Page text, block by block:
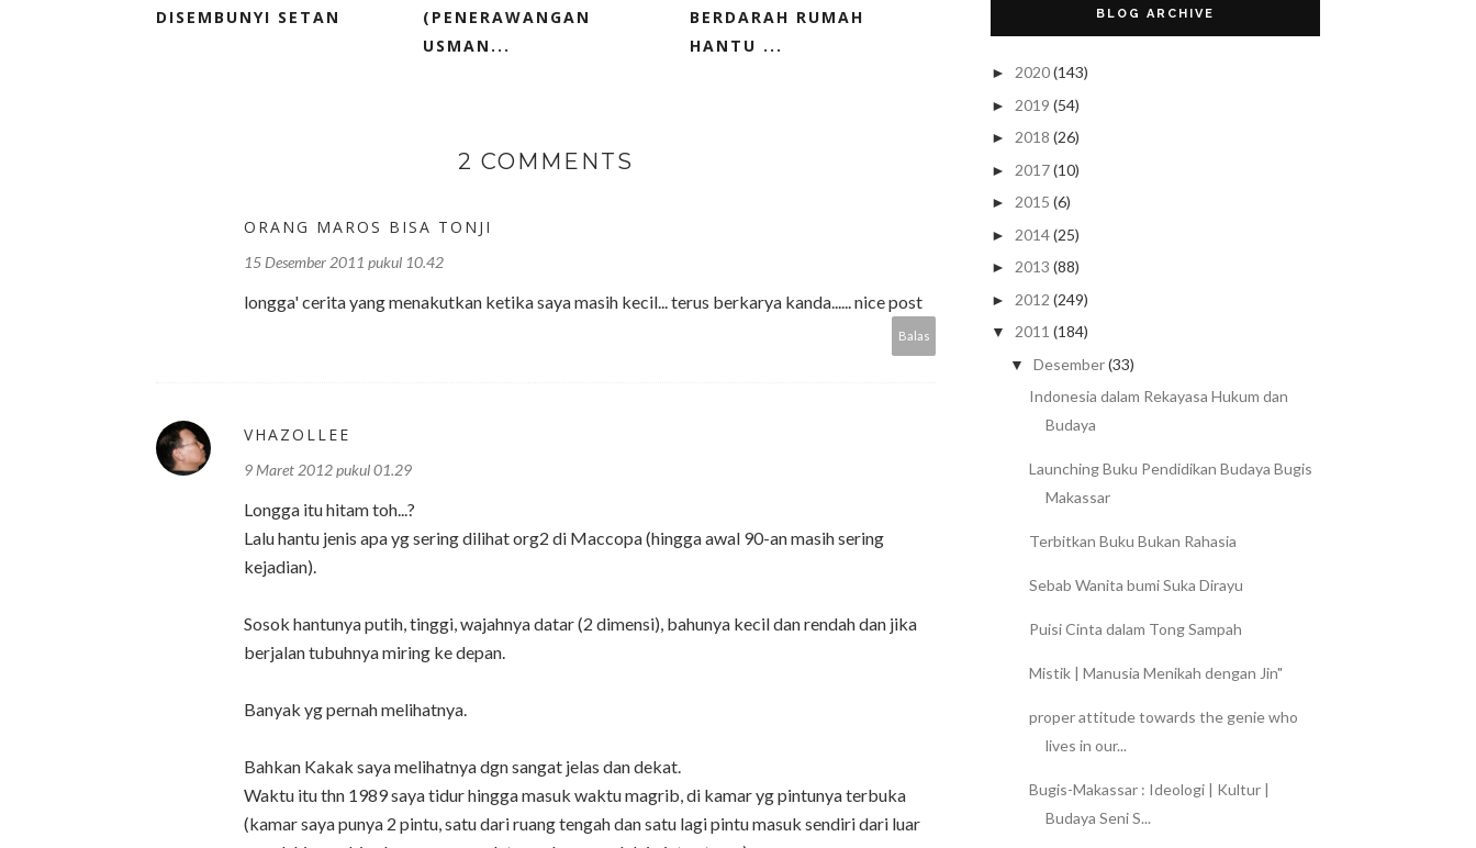
DISEMBUNYI SETAN
(PENERAWANGAN
USMAN...
BERDARAH RUMAH
HANTU ...
2 COMMENTS
ORANG MAROS BISA TONJI
15 Desember 2011 pukul 10.42
longga' cerita yang menakutkan ketika saya masih kecil... terus berkarya kanda...... nice post
Balas
VHAZOLLEE
9 Maret 2012 pukul 01.29
Longga itu hitam toh...?
Lalu hantu jenis apa yg sering dilihat org2 di Maccopa (hingga awal 90-an masih sering
kejadian).
Sosok hantunya putih, tinggi, wajahnya datar (2 dimensi), bahunya kecil dan rendah dan jika
berjalan tubuhnya miring ke depan.
Banyak yg pernah melihatnya.
Bahkan Kakak saya melihatnya dgn sangat jelas dan dekat.
Waktu itu thn 1989 saya tidur hingga masuk waktu magrib, di kamar yg pintunya terbuka
(kamar saya punya 2 pintu, satu dari ruang tengah dan satu lagi pintu masuk sendiri dari luar
BLOG ARCHIVE
► 2020(143)
► 2019 (54)
► 2018 (26)
► 2017(10)
► 2015 (6)
► 2014(25)
► 2013 (88)
► 2012 (249)
▼ 2011 (184)
▼ Desember(33)
Indonesia dalam Rekayasa Hukum dan
Budaya
Launching Buku Pendidikan Budaya Bugis
Makassar
Terbitkan Buku Bukan Rahasia
Sebab Wanita bumi Suka Dirayu
Puisi Cinta dalam Tong Sampah
Mistik | Manusia Menikah dengan Jin"
proper attitude towards the genie who
lives in our...
Bugis-Makassar : Ideologi | Kultur |
Budaya Seni S...